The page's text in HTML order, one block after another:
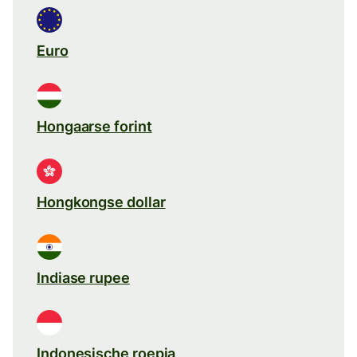
Euro
Hongaarse forint
Hongkongse dollar
Indiase rupee
Indonesische roepia